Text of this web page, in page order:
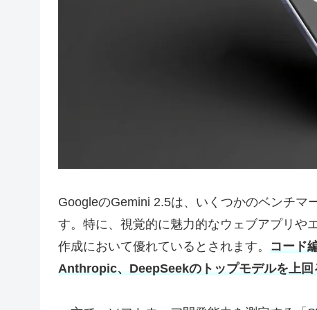
GoogleのGemini 2.5は、いくつかのベンチマ
す。特に、視覚的に魅力的なウェブアプリや
作成において優れているとされます。
コード
Anthropic、DeepSeekのトップモデルを上回